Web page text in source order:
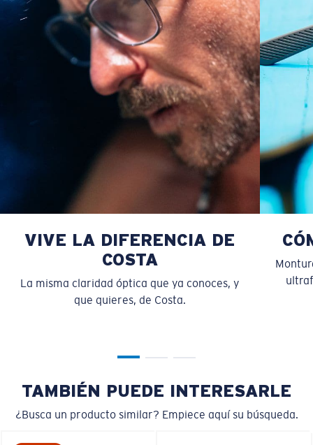
Monturas con cobertura y diseño envolvente medios
que valoran el estilo pero siguen ofreciendo el mejor
rendimiento.
¿No tiene a mano una regla de medir?
Use esta práctica guía para calcular el ajuste que
S M
Es posible que necesite una montura
VIVE LA DIFERENCIA DE
COSTA
La misma claridad óptica que ya conoces, y
que quieres, de Costa.
TAMBIÉN PUEDE INTERESARLE
¿Busca un producto similar? Empiece aquí su búsqueda.